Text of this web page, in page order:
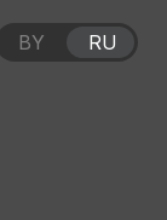
BY RU